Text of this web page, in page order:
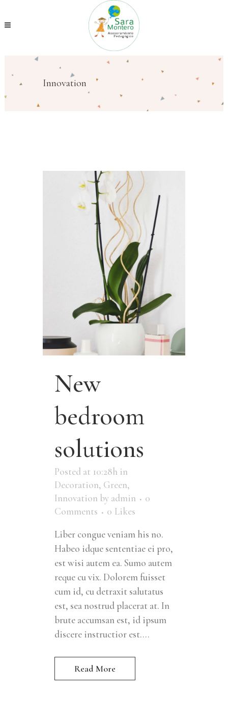
Innovation
New
bedroom
solutions
Posted at 10:28h in
Decoration, Green,
Innovation by admin
0
Comments
0 Likes
Liber congue veniam his no.
Habeo idque sententiae ei pro,
est wisi autem ea. Sumo autem
reque cu vix. Dolorem fuisset
cum id, cu detraxit salutatus
est, sea nostrud placerat at. In
brute accumsan est, id ipsum
discere instructior est....
Read More